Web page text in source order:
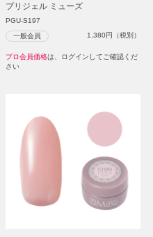
プリジェル ミューズ
PGU-S197
一般会員 1,380円（税別）
プロ会員価格は、ログインしてご確認くだ
さい